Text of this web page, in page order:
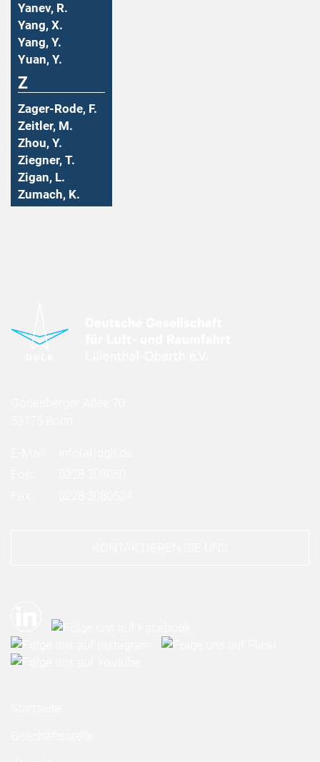
Yanev, R.
Yang, X.
Yang, Y.
Yuan, Y.
Z
Zager-Rode, F.
Zeitler, M.
Zhou, Y.
Ziegner, T.
Zigan, L.
Zumach, K.